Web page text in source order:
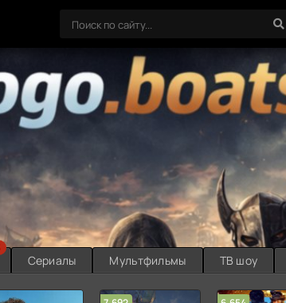
Сериалы Мультфильмы ТВ шоу